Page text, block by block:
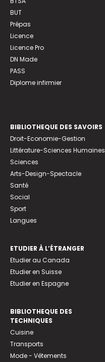
BUT
Prépas
Licence
Licence Pro
DN Made
PASS
Diplome infirmier
BIBLIOTHEQUE DES SAVOIRS
Droit-Economie-Gestion
Littérature-Sciences Humaines
Sciences
Arts-Design-Spectacle
Santé
Social
Sport
Langues
ETUDIER À L’ÉTRANGER
Etudier au Canada
Etudier en Suisse
Etudier en Espagne
BIBLIOTHEQUE DES
TECHNIQUES
Cuisine
Transports
Mode - Vêtements